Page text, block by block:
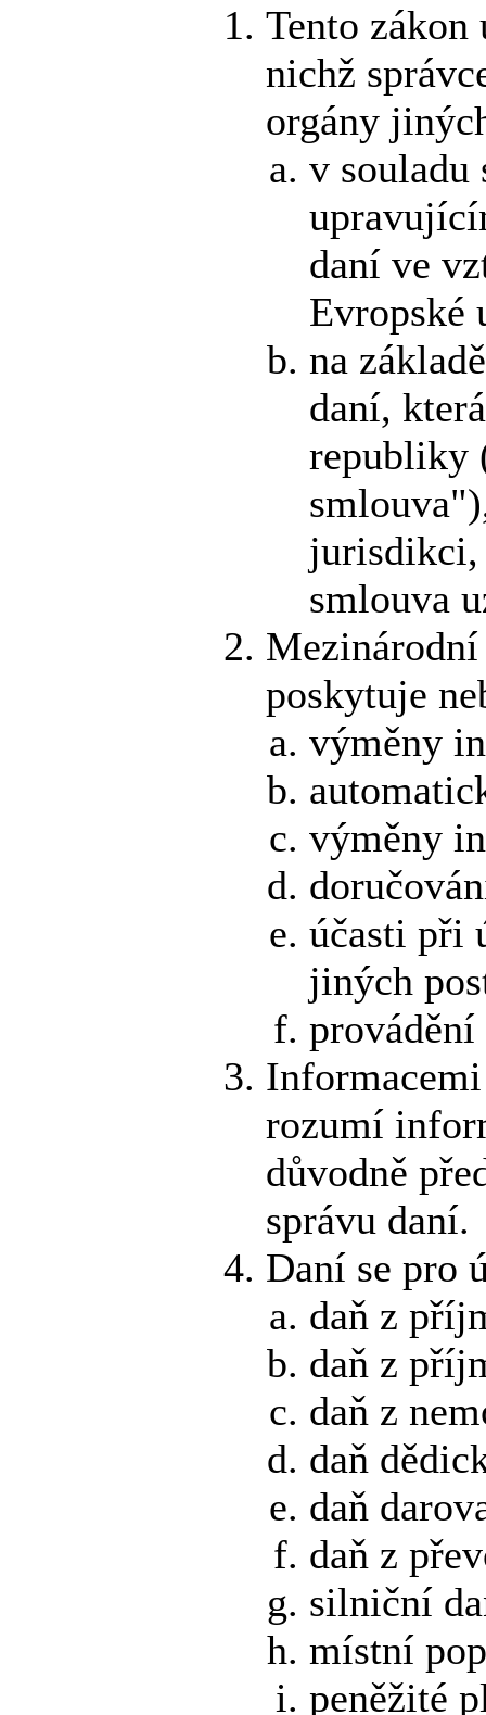
Tento zákon
nichž
orgány
v souladu
daní ve
Evropské
na
daní,
republiky
jurisdikci,
smlouva
Mezinárodní
poskytuje
výměny
výměny
účasti při
jiných
rozumí
důvodně
správu daní.
Daní se pro
daň z
daň z
daň z
daň
daň
daň z
silniční
místní
peněžité